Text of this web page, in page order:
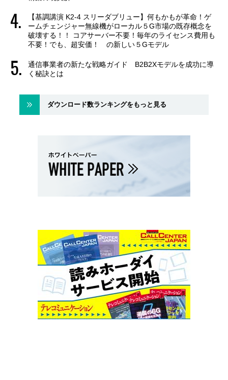
【基調講演 K2-4 スリーダブリュー】何もかもが革命！ゲ
ームチェンジャー無線機がローカル５G市場の既存概念を
破壊する！！ コアサーバー不要！毎年のライセンス費用も
不要！でも、超安価！ の新しい５Gモデル
通信事業者の新たな戦略ガイド B2B2Xモデルを成功に導
く秘訣とは
ダウンロード数ランキングをもっと見る